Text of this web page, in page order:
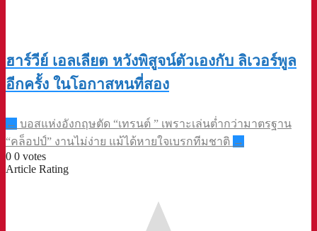
ฮาร์วีย์ เอลเลียต หวังพิสูจน์ตัวเองกับ ลิเวอร์พูล
อีกครั้ง ในโอกาสหนที่สอง
Post
navigation
← บอสแห่งอังกฤษตัด “เทรนต์ ” เพราะเล่นต่ำกว่ามาตรฐาน
“คล็อปป์” งานไม่ง่าย แม้ได้หายใจเบรกทีมชาติ →
0 0 votes
Article Rating